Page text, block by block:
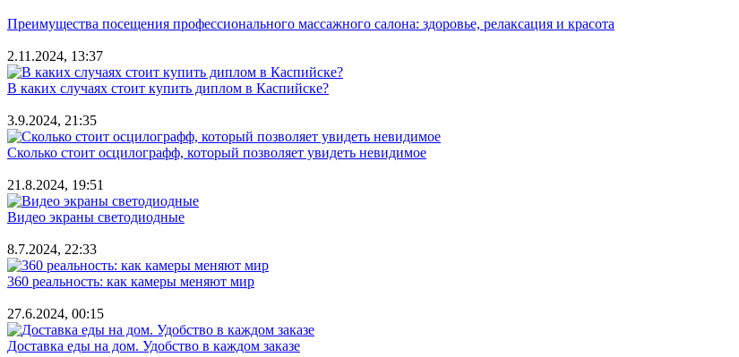
Преимущества посещения профессионального массажного салона: здоровье, релаксация и красота
2.11.2024, 13:37
В каких случаях стоит купить диплом в Каспийске?
3.9.2024, 21:35
Сколько стоит осцилографф, который позволяет увидеть невидимое
21.8.2024, 19:51
Видео экраны светодиодные
8.7.2024, 22:33
360 реальность: как камеры меняют мир
27.6.2024, 00:15
Доставка еды на дом. Удобство в каждом заказе